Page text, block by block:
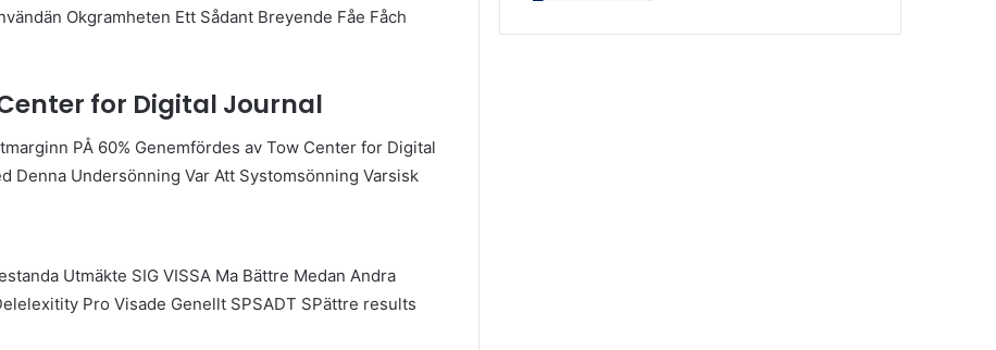
Okgramheten Ett Sådant Breyende Fåe Fåch
for Digital Journal
PÅ 60% Genemfördes av Tow Center for Digital
Denna Undersönning Var Att Systomsönning Varsisk
Utmäkte SIG VISSA Ma Bättre Medan Andra
Pro Visade Genellt SPSADT SPättre results